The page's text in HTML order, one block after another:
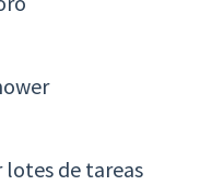
de tareas